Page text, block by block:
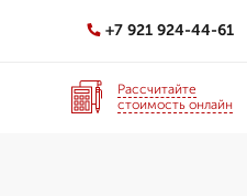
+7 921 924-44-61
Рассчитайте
стоимость онлайн